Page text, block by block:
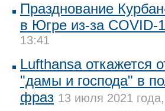
Празднование
в Югре из-за COVID-
13:41
Lufthansa откажется
"дамы и господа" в
фраз 13 июля 2021